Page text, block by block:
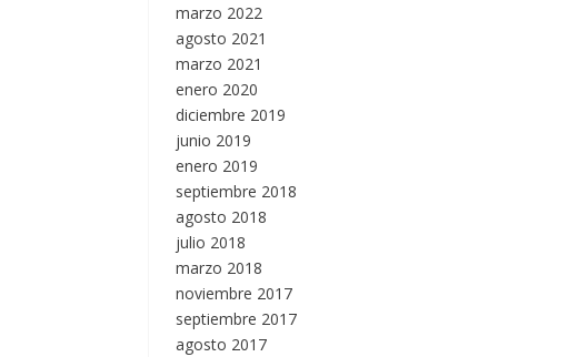
marzo 2022
agosto 2021
marzo 2021
enero 2020
diciembre 2019
junio 2019
enero 2019
septiembre 2018
agosto 2018
julio 2018
marzo 2018
noviembre 2017
septiembre 2017
agosto 2017